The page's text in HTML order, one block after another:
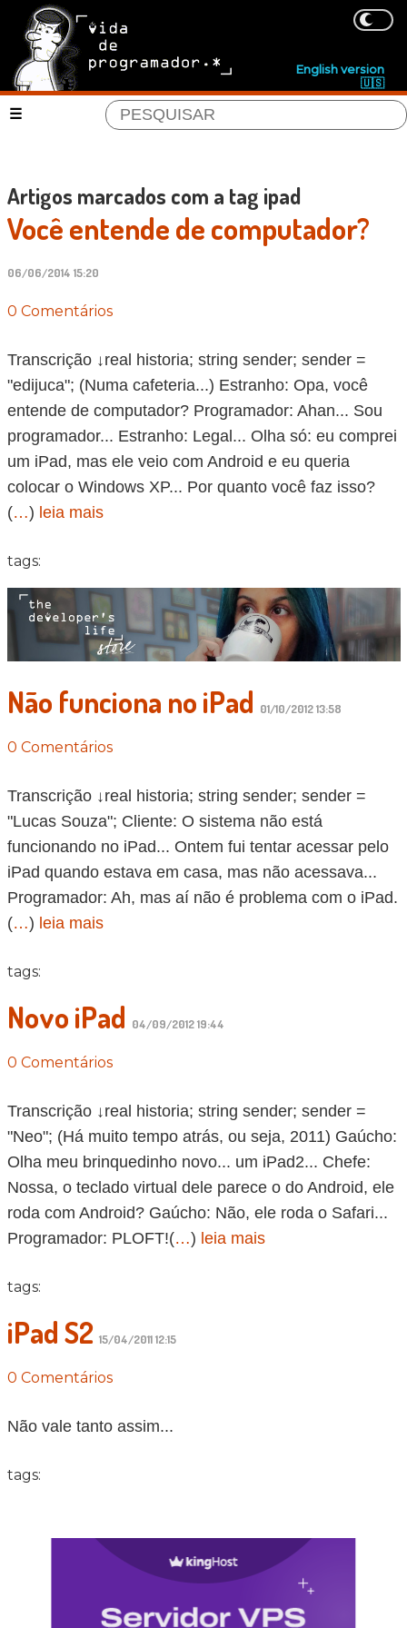
English version
🇺🇸
Artigos marcados com a tag ipad
Você entende de computador?
06/06/2014 15:20
0 Comentários
Transcrição ↓real historia; string sender; sender =
"edijuca"; (Numa cafeteria...) Estranho: Opa, você
entende de computador? Programador: Ahan... Sou
programador... Estranho: Legal... Olha só: eu comprei
um iPad, mas ele veio com Android e eu queria
colocar o Windows XP... Por quanto você faz isso?
(…) leia mais
tags:
Não funciona no iPad 01/10/2012 13:58
0 Comentários
Transcrição ↓real historia; string sender; sender =
"Lucas Souza"; Cliente: O sistema não está
funcionando no iPad... Ontem fui tentar acessar pelo
iPad quando estava em casa, mas não acessava...
Programador: Ah, mas aí não é problema com o iPad.
(…) leia mais
tags:
Novo iPad 04/09/2012 19:44
0 Comentários
Transcrição ↓real historia; string sender; sender =
"Neo"; (Há muito tempo atrás, ou seja, 2011) Gaúcho:
Olha meu brinquedinho novo... um iPad2... Chefe:
Nossa, o teclado virtual dele parece o do Android, ele
roda com Android? Gaúcho: Não, ele roda o Safari...
Programador: PLOFT!(…) leia mais
tags:
iPad S2 15/04/2011 12:15
0 Comentários
Não vale tanto assim...
tags: